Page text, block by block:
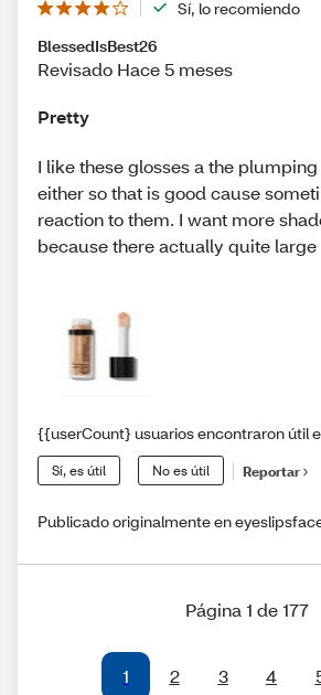
Sí, lo recomiendo
BlessedIsBest26
Revisado Hace 5 meses
Pretty
I like these glosses a the
either so that is good cause
reaction to them. I want more
because there actually quite large
{{userCount} usuarios encontraron útil
Sí, es útil No es útil Reportar
Publicado originalmente en
Página 1 de 177
1 2 3 4